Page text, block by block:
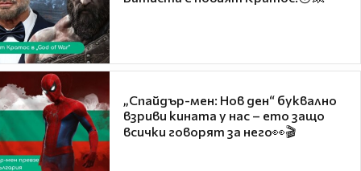
„Спайдър-мен: Нов ден“ буквално
взриви кината у нас – ето защо
всички говорят за него👀🎬